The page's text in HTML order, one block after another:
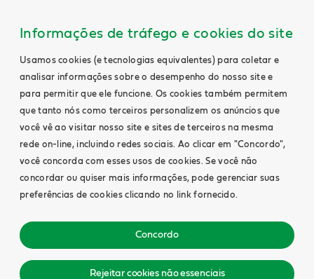
Informações de tráfego e cookies do site
Usamos cookies (e tecnologias equivalentes) para coletar e
analisar informações sobre o desempenho do nosso site e
para permitir que ele funcione. Os cookies também permitem
que tanto nós como terceiros personalizem os anúncios que
você vê ao visitar nosso site e sites de terceiros na mesma
rede on-line, incluindo redes sociais. Ao clicar em "Concordo",
você concorda com esses usos de cookies. Se você não
concordar ou quiser mais informações, pode gerenciar suas
preferências de cookies clicando no link fornecido.
Concordo
Rejeitar cookies não essenciais